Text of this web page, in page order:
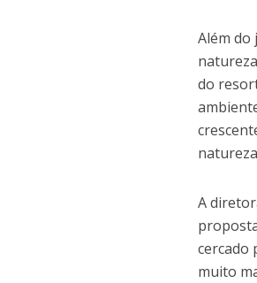
Além do
do
A
cercado
muito